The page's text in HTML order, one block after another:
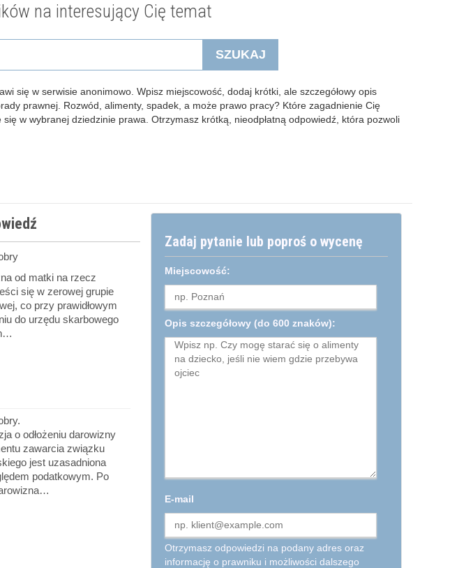
na interesujący Cię temat
SZUKAJ
się w serwisie anonimowo. Wpisz miejscowość, dodaj krótki, ale szczegółowy opis
prawnej. Rozwód, alimenty, spadek, a może prawo pracy? Które zagadnienie Cię
w wybranej dziedzinie prawa. Otrzymasz krótką, nieodpłatną odpowiedź, która pozwoli
Zadaj pytanie lub poproś o wycenę
Miejscowość:
Opis szczegółowy (do 600 znaków):
E-mail
Otrzymasz odpowiedzi na podany adres oraz
informację o prawniku i możliwości dalszego
od matki na rzecz
się w zerowej grupie
co przy prawidłowym
do urzędu skarbowego
o odłożeniu darowizny
zawarcia związku
jest uzasadniona
podatkowym. Po